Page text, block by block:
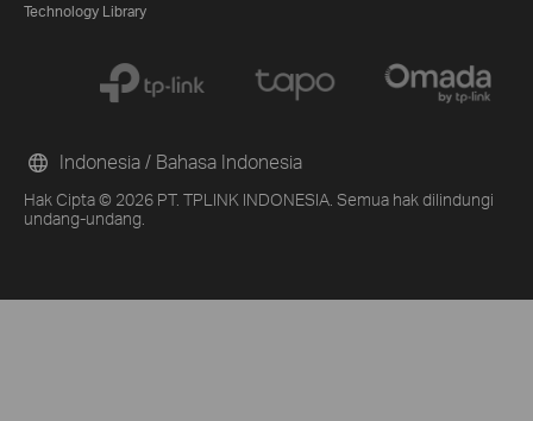
Technology Library
Hak Cipta © 2026 PT. TPLINK INDONESIA. Semua hak dilindungi
undang-undang.
Indonesia / Bahasa Indonesia